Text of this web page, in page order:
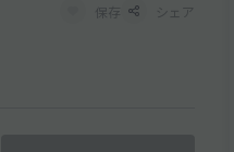
保存 シェア